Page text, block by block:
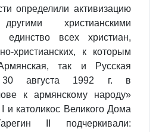
определили активизацию
христианскими
единство всех христиан,
христианских, к которым
так и Русская
августа 1992 г. в
к армянскому народу»
I и католикос Великого Дома
II подчеркивали: